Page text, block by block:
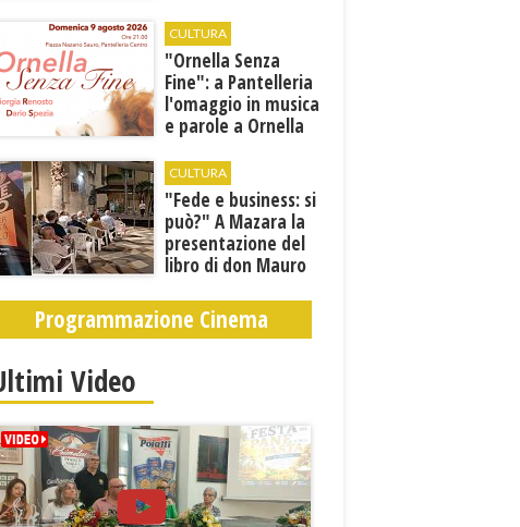
orari estivi
CULTURA
​"Ornella Senza
Fine": a Pantelleria
l'omaggio in musica
e parole a Ornella
CULTURA
"Fede e business: si
può?" A Mazara la
presentazione del
libro di don Mauro
volte tanto”
Programmazione Cinema
Video